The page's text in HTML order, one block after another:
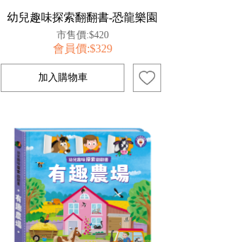
幼兒趣味探索翻翻書-恐龍樂園
市售價:$420
會員價:$329